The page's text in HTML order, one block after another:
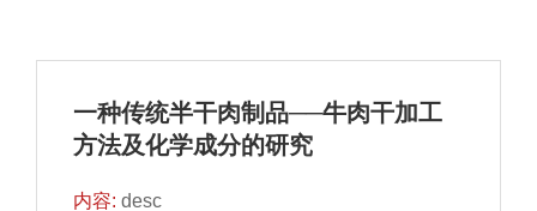
一种传统半干肉制品──牛肉干加工
方法及化学成分的研究
内容:desc